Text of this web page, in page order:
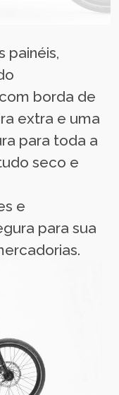
painéis,
borda de
extra e uma
para toda a
seco e
e
para sua